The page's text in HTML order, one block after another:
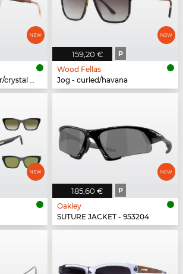
gold
159,20 € P
Wood Fellas
Jog - curled/havana
185,60 € P
Oakley
SUTURE JACKET - 953204